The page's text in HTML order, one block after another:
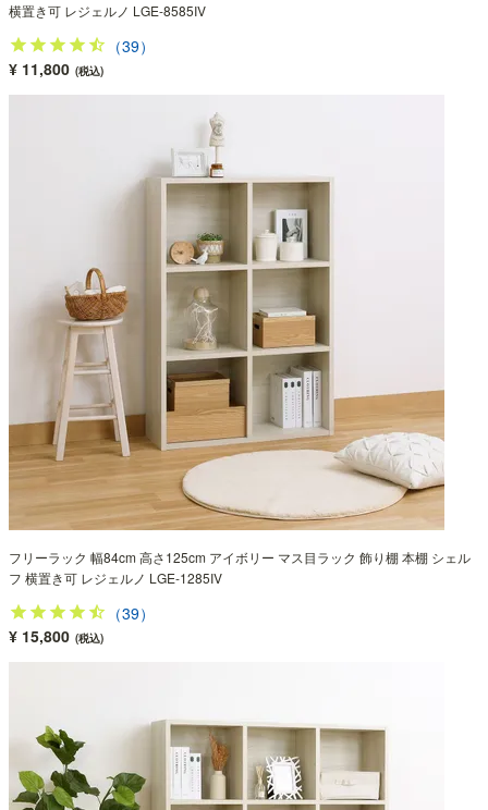
横置き可 レジェルノ LGE-8585IV
（39）
¥ 11,800 (税込)
フリーラック 幅84cm 高さ125cm アイボリー マス目ラック 飾り棚 本棚 シェル
フ 横置き可 レジェルノ LGE-1285IV
（39）
¥ 15,800 (税込)